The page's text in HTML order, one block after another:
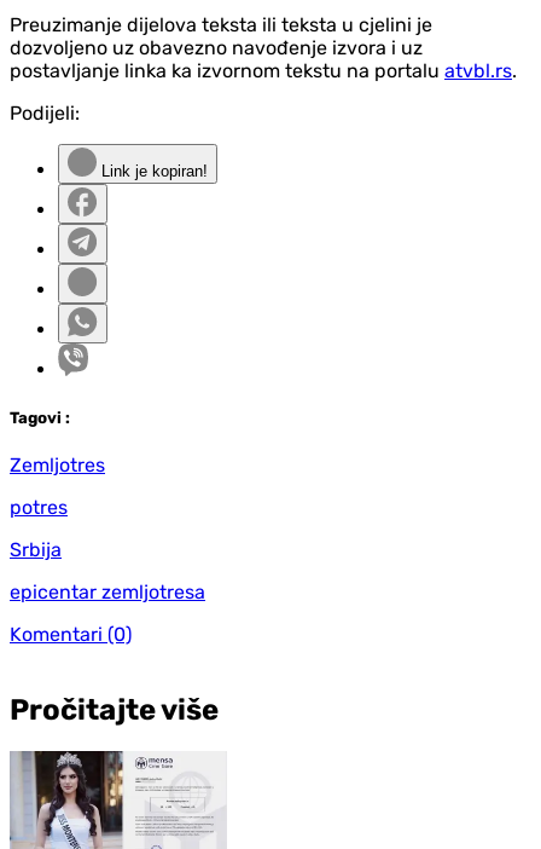
Preuzimanje dijelova teksta ili teksta u cjelini je
dozvoljeno uz obavezno navođenje izvora i uz
postavljanje linka ka izvornom tekstu na portalu atvbl.rs.
Podijeli:
Link je kopiran!
Tagovi :
Zemljotres
potres
Srbija
epicentar zemljotresa
Komentari (0)
Pročitajte više